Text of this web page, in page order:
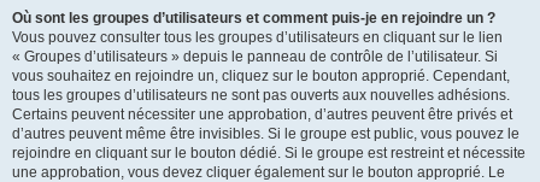
Où sont les groupes d’utilisateurs et comment puis-je en rejoindre un ?
Vous pouvez consulter tous les groupes d’utilisateurs en cliquant sur le lien
« Groupes d’utilisateurs » depuis le panneau de contrôle de l’utilisateur. Si
vous souhaitez en rejoindre un, cliquez sur le bouton approprié. Cependant,
tous les groupes d’utilisateurs ne sont pas ouverts aux nouvelles adhésions.
Certains peuvent nécessiter une approbation, d’autres peuvent être privés et
d’autres peuvent même être invisibles. Si le groupe est public, vous pouvez le
rejoindre en cliquant sur le bouton dédié. Si le groupe est restreint et nécessite
une approbation, vous devez cliquer également sur le bouton approprié. Le